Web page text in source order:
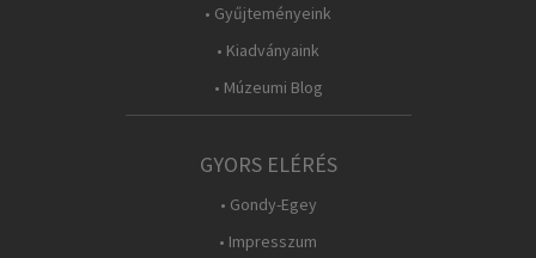
• Gyűjteményeink
• Kiadványaink
• Múzeumi Blog
GYORS ELÉRÉS
• Gondy-Egey
• Impresszum